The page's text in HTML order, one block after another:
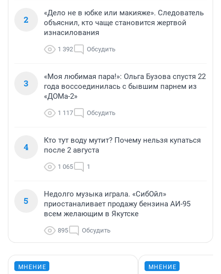
2
«Дело не в юбке или макияже». Следователь
объяснил, кто чаще становится жертвой
изнасилования
1 392 Обсудить
3
«Моя любимая пара!»: Ольга Бузова спустя 22
года воссоединилась с бывшим парнем из
«ДОМа-2»
1 117 Обсудить
4
Кто тут воду мутит? Почему нельзя купаться
после 2 августа
1 065 1
5
Недолго музыка играла. «СибОйл»
приостаналивает продажу бензина АИ-95
всем желающим в Якутске
895 Обсудить
МНЕНИЕ МНЕНИЕ